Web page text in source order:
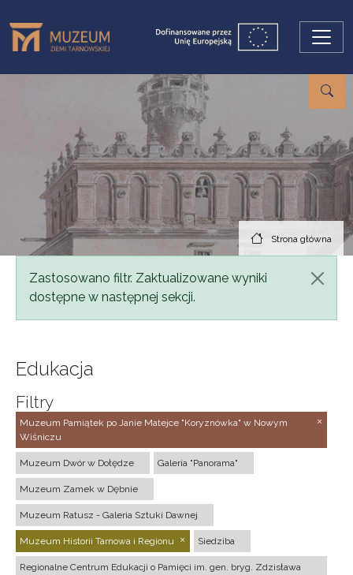
Strona główna
Komunikat
Zastosowano filtr. Zaktualizowane wyniki
dostępne w następnej sekcji.
Edukacja
Filtry
Muzeum Pamiątek po Janie Matejce "Koryznówka" w Nowym
Wiśniczu
Muzeum Dwór w Dołędze Galeria "Panorama"
Muzeum Zamek w Dębnie
Muzeum Ratusz - Galeria Sztuki Dawnej
Muzeum Historii Tarnowa i Regionu Siedziba
Regionalne Centrum Edukacji o Pamięci im. gen. bryg. Zdzisława